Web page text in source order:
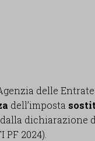
delle
dell’imposta
dichiarazione
2024).